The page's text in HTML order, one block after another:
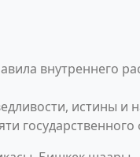
внутреннего
истины и
государственного